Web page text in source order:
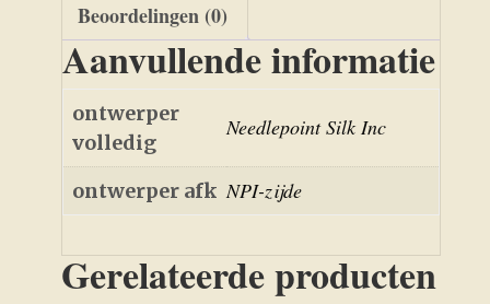
Beoordelingen (0)
Aanvullende informatie
ontwerper
volledig
Needlepoint Silk Inc
ontwerper afk NPI-zijde
Gerelateerde producten